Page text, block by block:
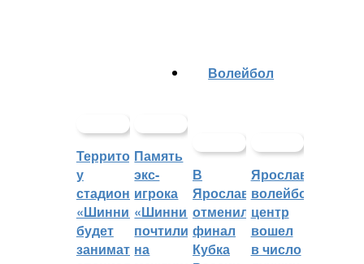
Территорией
у
стадиона
«Шинник»
будет
заниматься
Память
экс-
игрока
«Шинника»
почтили
на
Волейбол
В
Ярославле
отменили
финал
Кубка
Ярославский
волейбольный
центр
вошел
в число